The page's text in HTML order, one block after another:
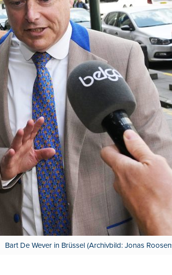
Bart De Wever in Brüssel (Archivbild: Jonas